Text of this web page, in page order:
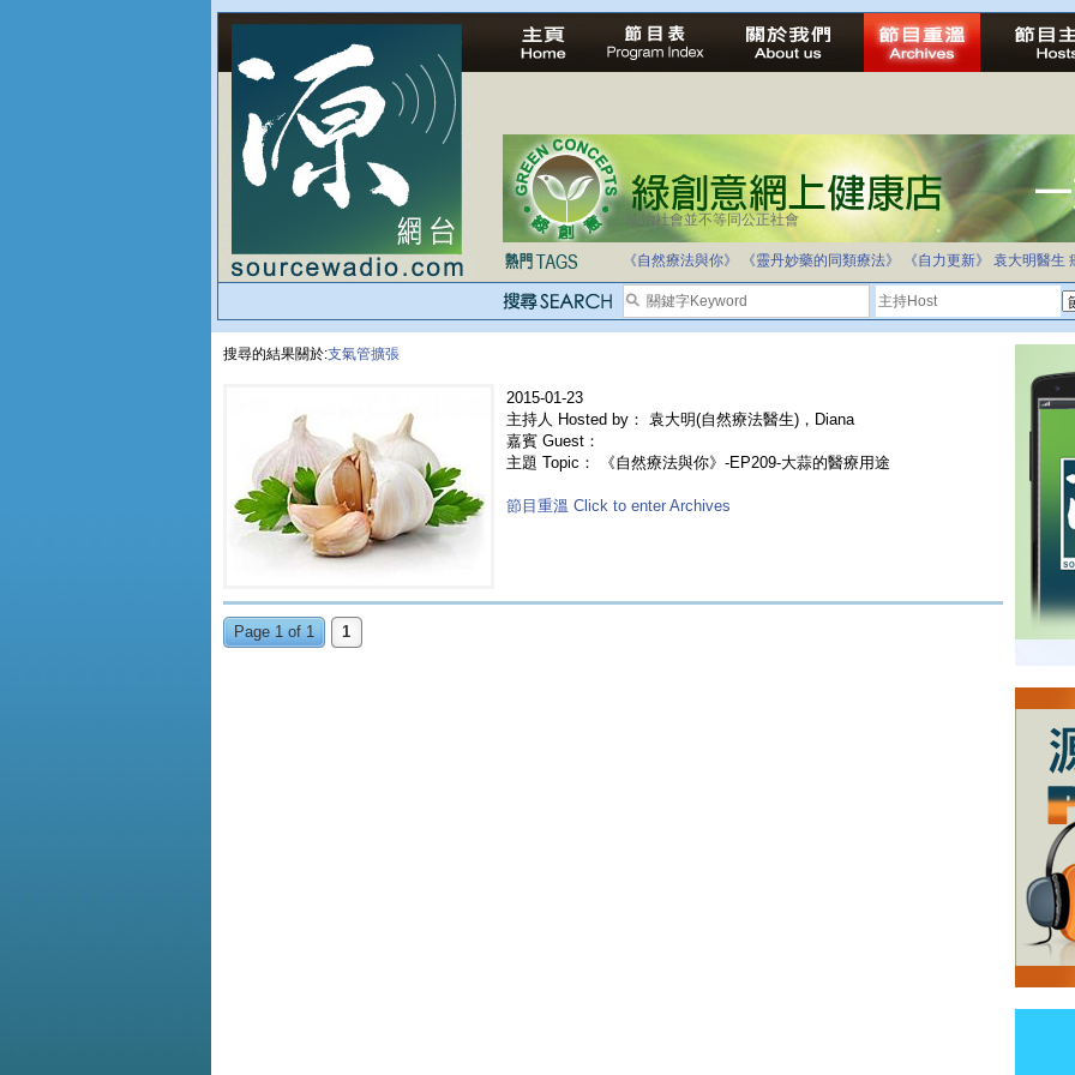
法治社會並不等同公正社會
《自然療法與你》 《靈丹妙藥的同類療法》 《自力更新》 袁大明醫生
搜尋的結果關於:支氣管擴張
2015-01-23
主持人 Hosted by： 袁大明(自然療法醫生)，Diana
嘉賓 Guest：
主題 Topic： 《自然療法與你》-EP209-大蒜的醫療用途
節目重溫 Click to enter Archives
Page 1 of 1 1